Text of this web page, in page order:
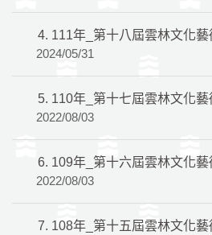
4. 111年_第十八屆雲林文化
2024/05/31
5. 110年_第十七屆雲林文化
2022/08/03
6. 109年_第十六屆雲林文化
2022/08/03
7. 108年_第十五屆雲林文化